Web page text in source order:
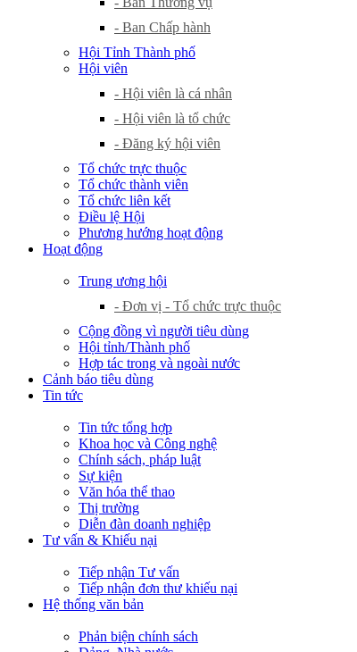
- Ban Chấp hành
Hội Tỉnh Thành phố
Hội viên
- Hội viên là cá nhân
- Hội viên là tổ chức
- Đăng ký hội viên
Tổ chức trực thuộc
Tổ chức thành viên
Tổ chức liên kết
Điều lệ Hội
Phương hướng hoạt động
Hoạt động
Trung ương hội
- Đơn vị - Tổ chức trực thuộc
Cộng đồng vì người tiêu dùng
Hội tỉnh/Thành phố
Hợp tác trong và ngoài nước
Cảnh báo tiêu dùng
Tin tức
Tin tức tổng hợp
Khoa học và Công nghệ
Chính sách, pháp luật
Sự kiện
Văn hóa thể thao
Thị trường
Diễn đàn doanh nghiệp
Tư vấn & Khiếu nại
Tiếp nhận Tư vấn
Tiếp nhận đơn thư khiếu nại
Hệ thống văn bản
Phản biện chính sách